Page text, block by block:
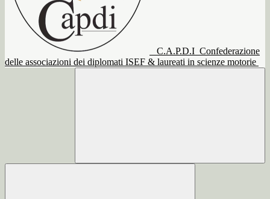
C.A.P.D.I Confederazione
delle associazioni dei diplomati ISEF & laureati in scienze motorie